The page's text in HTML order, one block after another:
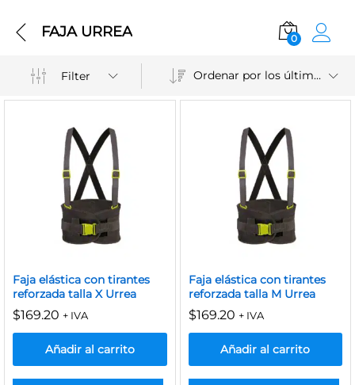
FAJA URREA 0
Filter Ordenar por los últimos
Faja elástica con tirantes
reforzada talla X Urrea
$169.20 + IVA
Añadir al carrito
Faja elástica con tirantes
reforzada talla M Urrea
$169.20 + IVA
Añadir al carrito